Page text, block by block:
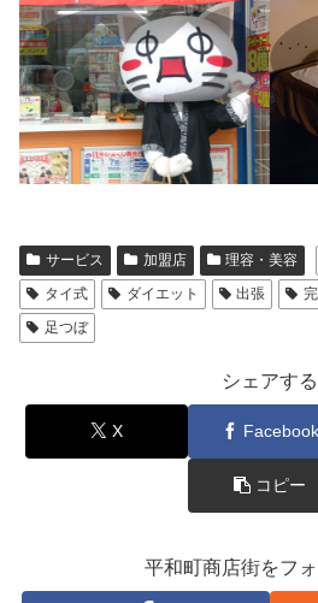
サービス 加盟店 理容・美容
タイ式
ダイエット 出張
足つぼ
シェアする
X Facebook
コピー
平和町商店街をフ